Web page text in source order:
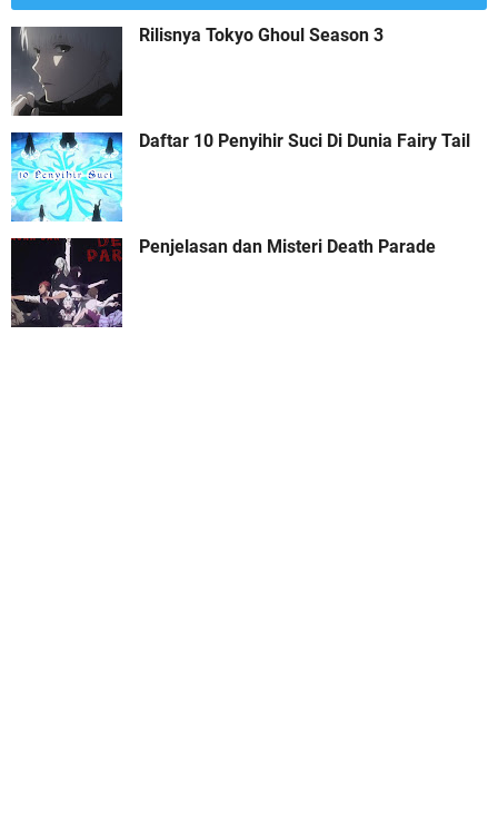
Rilisnya Tokyo Ghoul Season 3
Daftar 10 Penyihir Suci Di Dunia Fairy Tail
Penjelasan dan Misteri Death Parade